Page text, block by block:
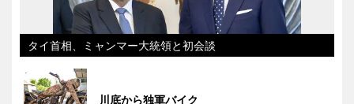
タイ首相、ミャンマー大統領と初会談
川底から独軍バイク